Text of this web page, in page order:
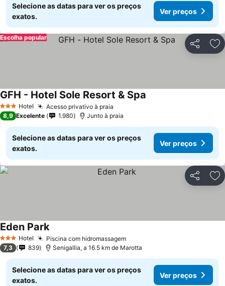
Selecione as datas para ver os preços
exatos.
Ver preços
Partilhar
Escolha popular
3 EstrelasHotel Acesso privativo à praia
GFH - Hotel Sole Resort & Spa
8,9 Excelente 1.980 Junto à praia
Selecione as datas para ver os preços
exatos.
Ver preços
Partilhar
3 EstrelasHotel Piscina com hidromassagemVer preços
Eden ParkVer preços
7,3 839 Senigallia, a 16.5 km de Marotta
Selecione as datas para ver os preços
exatos.
Ver preços